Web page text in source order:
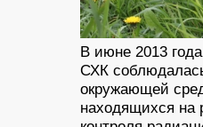
В июне 2013
СХК
окружающей
находящихся на